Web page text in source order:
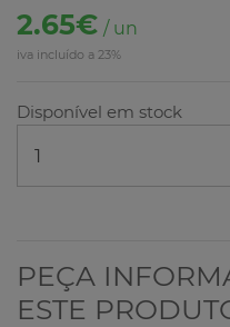
2.65€ / un
iva incluído a 23%
Disponível em stock
PEÇA
ESTE